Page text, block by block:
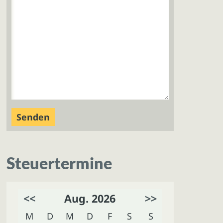
Steuertermine
<< Aug. 2026 >>
M D M D F S
S